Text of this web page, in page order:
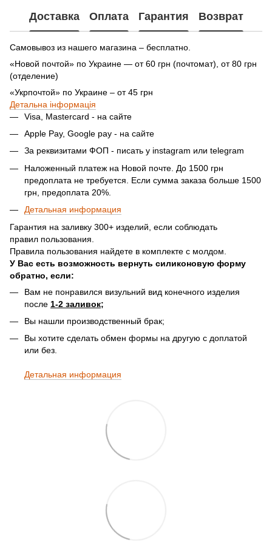
Доставка Оплата Гарантия Возврат
Самовывоз из нашего магазина – бесплатно.
«Новой почтой» по Украине — от 60 грн (почтомат), от 80 грн
(отделение)
«Укрпочтой» по Украине – от 45 грн
Детальна інформація
Visa, Mastercard - на сайте
Apple Pay, Google pay - на сайте
За реквизитами ФОП - писать у instagram или telegram
Наложенный платеж на Новой почте. До 1500 грн
предоплата не требуется. Если сумма заказа больше 1500
грн, предоплата 20%.
Детальная информация
Гарантия на заливку 300+ изделий, если соблюдать
правил пользования.
Правила пользования найдете в комплекте с молдом.
У Вас есть возможность вернуть силиконовую форму
обратно, если:
Вам не понравился визульний вид конечного изделия
после 1-2 заливок;
Вы нашли производственный брак;
Вы хотите сделать обмен формы на другую с доплатой
или без.
Детальная информация